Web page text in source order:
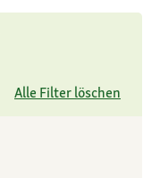
Alle Filter löschen